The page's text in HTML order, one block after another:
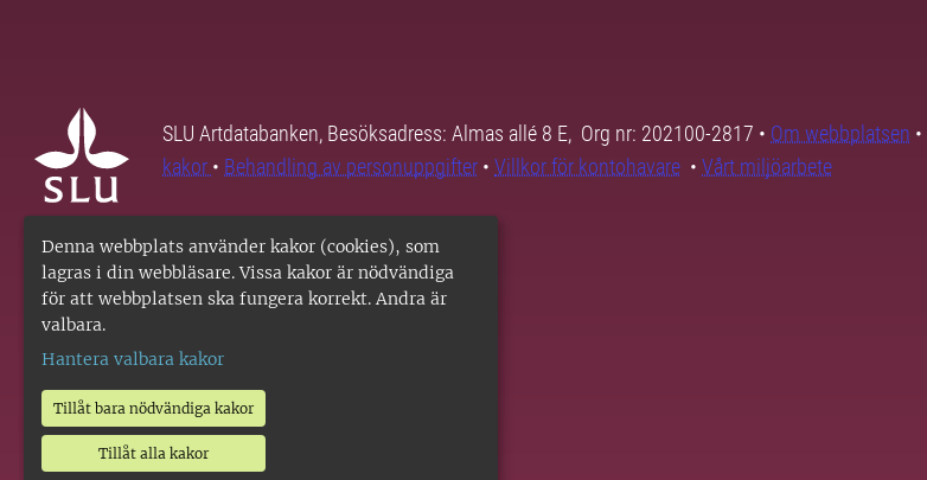
Denna webbplats använder kakor (cookies), som
lagras i din webbläsare. Vissa kakor är nödvändiga
för att webbplatsen ska fungera korrekt. Andra är
valbara.
Hantera valbara kakor
Tillåt bara nödvändiga kakor
Tillåt alla kakor
SLU Artdatabanken, Besöksadress: Almas allé 8 E, Org nr: 202100-2817 • Om webbplatsen •
kakor • Behandling av personuppgifter • Villkor för kontohavare • Vårt miljöarbete